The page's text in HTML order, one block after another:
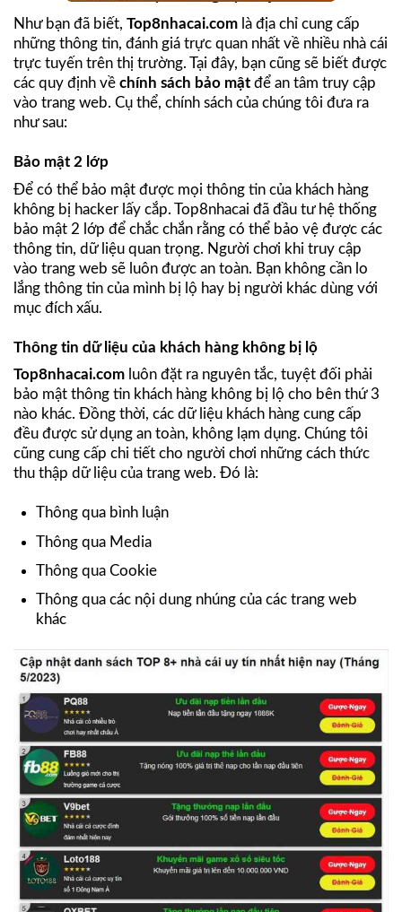
Như bạn đã biết, Top8nhacai.com là địa chỉ cung cấp
những thông tin, đánh giá trực quan nhất về nhiều nhà cái
trực tuyến trên thị trường. Tại đây, bạn cũng sẽ biết được
các quy định về chính sách bảo mật để an tâm truy cập
vào trang web. Cụ thể, chính sách của chúng tôi đưa ra
như sau:
Bảo mật 2 lớp
Để có thể bảo mật được mọi thông tin của khách hàng
không bị hacker lấy cắp. Top8nhacai đã đầu tư hệ thống
bảo mật 2 lớp để chắc chắn rằng có thể bảo vệ được các
thông tin, dữ liệu quan trọng. Người chơi khi truy cập
vào trang web sẽ luôn được an toàn. Bạn không cần lo
lắng thông tin của mình bị lộ hay bị người khác dùng với
mục đích xấu.
Thông tin dữ liệu của khách hàng không bị lộ
Top8nhacai.com luôn đặt ra nguyên tắc, tuyệt đối phải
bảo mật thông tin khách hàng không bị lộ cho bên thứ 3
nào khác. Đồng thời, các dữ liệu khách hàng cung cấp
đều được sử dụng an toàn, không lạm dụng. Chúng tôi
cũng cung cấp chi tiết cho người chơi những cách thức
thu thập dữ liệu của trang web. Đó là:
Thông qua bình luận
Thông qua Media
Thông qua Cookie
Thông qua các nội dung nhúng của các trang web
khác